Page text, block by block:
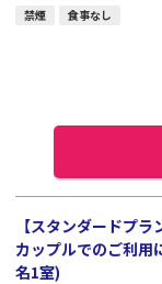
禁煙 食事なし
【スタンダードプ
カップルでのご利
名1室)